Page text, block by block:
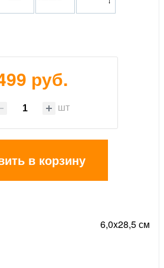
"Лучший рыбак"
руб.
шт
в корзину
6,0x28,5 см